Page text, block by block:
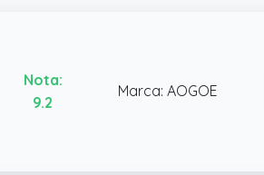
Nota:
9.2
Marca: AOGOE